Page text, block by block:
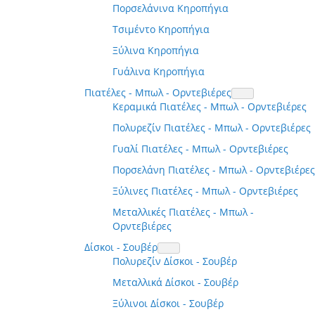
Πορσελάνινα Κηροπήγια
Τσιμέντο Κηροπήγια
Ξύλινα Κηροπήγια
Γυάλινα Κηροπήγια
Πιατέλες - Μπωλ - Ορντεβιέρες
Κεραμικά Πιατέλες - Μπωλ - Ορντεβιέρες
Πολυρεζίν Πιατέλες - Μπωλ - Ορντεβιέρες
Γυαλί Πιατέλες - Μπωλ - Ορντεβιέρες
Πορσελάνη Πιατέλες - Μπωλ - Ορντεβιέρες
Ξύλινες Πιατέλες - Μπωλ - Ορντεβιέρες
Μεταλλικές Πιατέλες - Μπωλ -
Ορντεβιέρες
Δίσκοι - Σουβέρ
Πολυρεζίν Δίσκοι - Σουβέρ
Μεταλλικά Δίσκοι - Σουβέρ
Ξύλινοι Δίσκοι - Σουβέρ